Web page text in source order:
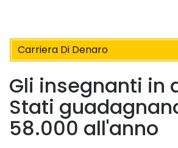
Carriera Di Denaro
Gli insegnanti in
Stati
58.000 all'anno